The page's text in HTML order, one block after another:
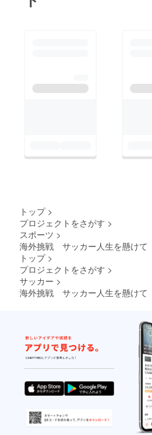
トップ >
プロジェクトをさがす >
スポーツ >
海外挑戦 サッカー人生を懸けて
トップ >
プロジェクトをさがす >
サッカー >
海外挑戦 サッカー人生を懸けて